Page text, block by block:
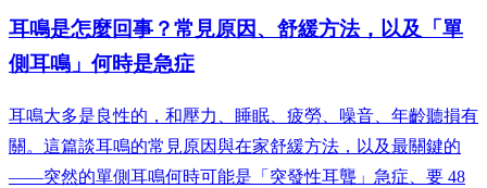
耳鳴是怎麼回事？常見原因、舒緩方法，以及「單
側耳鳴」何時是急症
耳鳴大多是良性的，和壓力、睡眠、疲勞、噪音、年齡聽損有
關。這篇談耳鳴的常見原因與在家舒緩方法，以及最關鍵的
——突然的單側耳鳴何時可能是「突發性耳聾」急症、要 48